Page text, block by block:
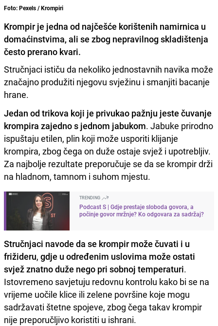
Foto: Pexels / Krompiri
Krompir je jedna od najčešće korištenih namirnica u
domaćinstvima, ali se zbog nepravilnog skladištenja
često prerano kvari.
Stručnjaci ističu da nekoliko jednostavnih navika može
značajno produžiti njegovu svježinu i smanjiti bacanje
hrane.
Jedan od trikova koji je privukao pažnju jeste čuvanje
krompira zajedno s jednom jabukom. Jabuke prirodno
ispuštaju etilen, plin koji može usporiti klijanje
krompira, zbog čega on duže ostaje svjež i upotrebljiv.
Za najbolje rezultate preporučuje se da se krompir drži
na hladnom, tamnom i suhom mjestu.
TRENDING
Podcast S | Gdje prestaje sloboda govora, a
počinje govor mržnje? Ko odgovara za sadržaj?
Stručnjaci navode da se krompir može čuvati i u
frižideru, gdje u određenim uslovima može ostati
svjež znatno duže nego pri sobnoj temperaturi.
Istovremeno savjetuju redovnu kontrolu kako bi se na
vrijeme uočile klice ili zelene površine koje mogu
sadržavati štetne spojeve, zbog čega takav krompir
nije preporučljivo koristiti u ishrani.